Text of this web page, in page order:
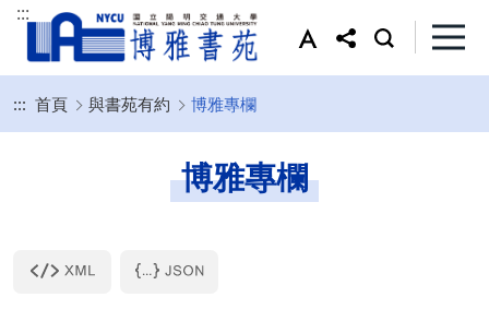
:::
::: 首頁 與書苑有約 博雅專欄
博雅專欄